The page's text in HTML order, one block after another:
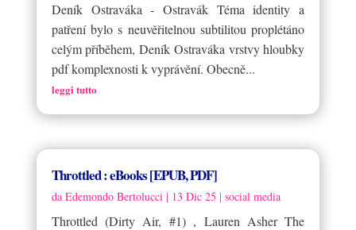
Deník Ostraváka - Ostravák Téma identity a
patření bylo s neuvěřitelnou subtilitou proplétáno
celým příběhem, Deník Ostraváka vrstvy hloubky
pdf komplexnosti k vyprávění. Obecně...
leggi tutto
Throttled : eBooks [EPUB, PDF]
da Edemondo Bertolucci | 13 Dic 25 | social media
Throttled (Dirty Air, #1) , Lauren Asher The